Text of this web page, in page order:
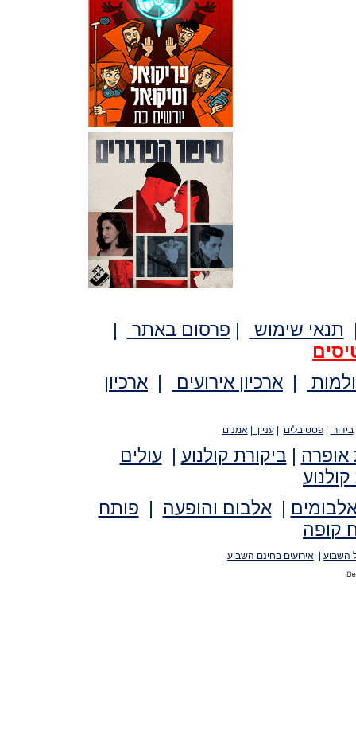
תנאי שימוש | פרסום באתר
|
| ארכיון אירועים | ארכיון
בידור |פסטיבלים |עניין |אמנים
אופרה | ביקורת קולנוע |עולים
קולנוע
|אלבום והופעה | פותח
קופה
השבוע אירועים בחינם השבוע